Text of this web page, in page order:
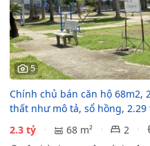
5
Chính chủ bán căn hộ 68m2,
thất như mô tả, sổ hồng, 2.29
2.3 tỷ
68 m² 2